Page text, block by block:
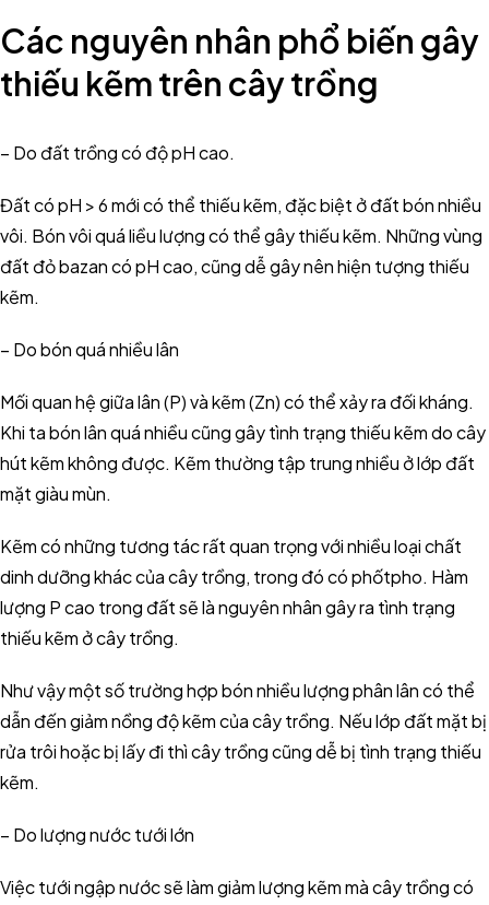
Các nguyên nhân phổ biến gây
thiếu kẽm trên cây trồng
– Do đất trồng có độ pH cao.
Đất có pH > 6 mới có thể thiếu kẽm, đặc biệt ở đất bón nhiều
vôi. Bón vôi quá liều lượng có thể gây thiếu kẽm. Những vùng
đất đỏ bazan có pH cao, cũng dễ gây nên hiện tượng thiếu
kẽm.
– Do bón quá nhiều lân
Mối quan hệ giữa lân (P) và kẽm (Zn) có thể xảy ra đối kháng.
Khi ta bón lân quá nhiều cũng gây tình trạng thiếu kẽm do cây
hút kẽm không được. Kẽm thường tập trung nhiều ở lớp đất
mặt giàu mùn.
Kẽm có những tương tác rất quan trọng với nhiều loại chất
dinh dưỡng khác của cây trồng, trong đó có phốtpho. Hàm
lượng P cao trong đất sẽ là nguyên nhân gây ra tình trạng
thiếu kẽm ở cây trồng.
Như vậy một số trường hợp bón nhiều lượng phân lân có thể
dẫn đến giảm nồng độ kẽm của cây trồng. Nếu lớp đất mặt bị
rửa trôi hoặc bị lấy đi thì cây trồng cũng dễ bị tình trạng thiếu
kẽm.
– Do lượng nước tưới lớn
Việc tưới ngập nước sẽ làm giảm lượng kẽm mà cây trồng có